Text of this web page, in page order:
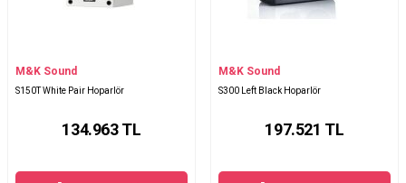
M&K Sound
S150T White Pair Hoparlör
134.963TL
M&K Sound
S300 Left Black Hoparlör
197.521 TL